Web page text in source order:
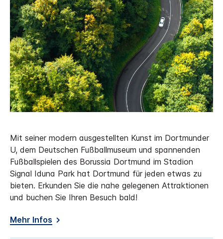
Mit seiner modern ausgestellten Kunst im Dortmunder
U, dem Deutschen Fußballmuseum und spannenden
Fußballspielen des Borussia Dortmund im Stadion
Signal Iduna Park hat Dortmund für jeden etwas zu
bieten. Erkunden Sie die nahe gelegenen Attraktionen
und buchen Sie Ihren Besuch bald!
Mehr Infos